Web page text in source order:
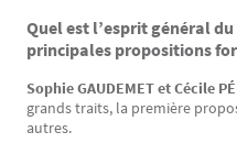
Quel est l’esprit général
principales propositions
Sophie GAUDEMET et Cécile
grands traits, la première
autres.